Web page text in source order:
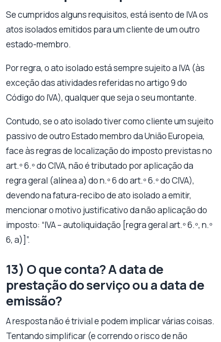
Se cumpridos alguns requisitos, está isento de IVA os
atos isolados emitidos para um cliente de um outro
estado-membro.
Por regra, o ato isolado está sempre sujeito a IVA (às
exceção das atividades referidas no artigo 9 do
Código do IVA), qualquer que seja o seu montante.
Contudo, se o ato isolado tiver como cliente um sujeito
passivo de outro Estado membro da União Europeia,
face às regras de localização do imposto previstas no
art.º 6.º do CIVA, não é tributado por aplicação da
regra geral (alínea a) do n.º 6 do art.º 6.º do CIVA),
devendo na fatura-recibo de ato isolado a emitir,
mencionar o motivo justificativo da não aplicação do
imposto: “IVA – autoliquidação [regra geral art.º 6.º, n.º
6, a)]”.
13) O que conta? A data de
prestação do serviço ou a data de
emissão?
A resposta não é trivial e podem implicar várias coisas.
Tentando simplificar (e correndo o risco de não